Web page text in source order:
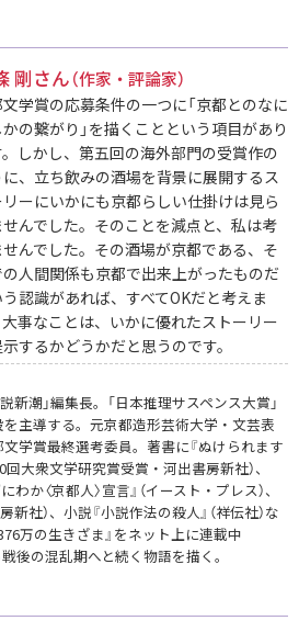
剛さん（作家・評論家）
学賞の応募条件の一つに「京都とのなに
の繋がり」を描くことという項目があり
。しかし、第五回の海外部門の受賞作の
に、立ち飲みの酒場を背景に展開するス
リーにいかにも京都らしい仕掛けは見ら
んでした。そのことを減点と、私は考
せんでした。その酒場が京都である、そ
の人間関係も京都で出来上がったものだ
う認識があれば、すべてOKだと考えま
事なことは、いかに優れたストーリー
するかどうかだと思うのです。
新潮」編集長。「日本推理サスペンス大賞」
主導する。元京都造形芸術大学・文芸表
学賞最終選考委員。著書に『ぬけられます
大衆文学研究賞受賞・河出書房新社）、
わか〈京都人〉宣言』（イースト・プレス）、
新社）、小説『小説作法の殺人』（祥伝社）な
万の生きざま』をネット上に連載中
後の混乱期へと続く物語を描く。